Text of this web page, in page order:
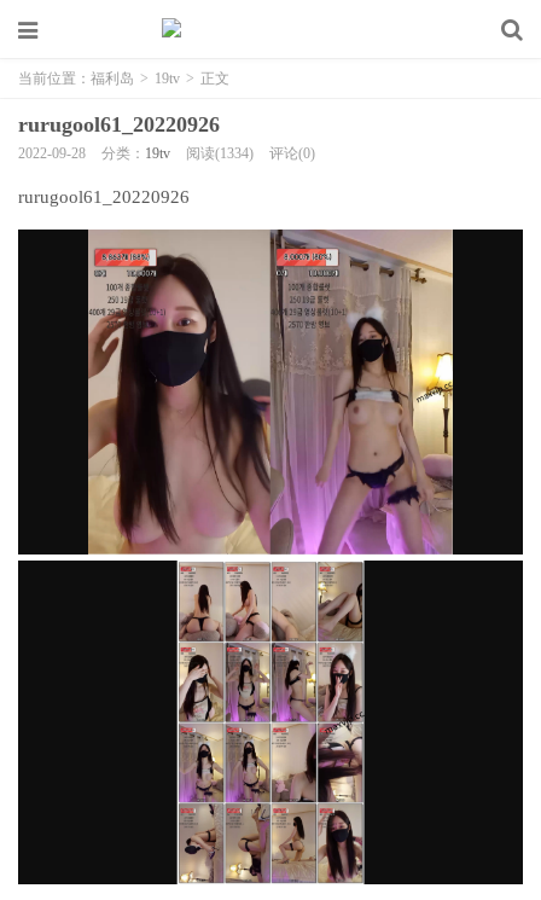
当前位置： 福利岛 > 19tv > 正文
rurugool61_20220926
2022-09-28 分类： 19tv 阅读(1334) 评论(0)
rurugool61_20220926